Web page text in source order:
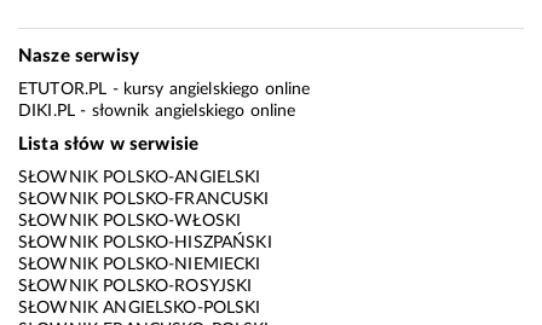
Nasze serwisy
ETUTOR.PL - kursy angielskiego online
DIKI.PL - słownik angielskiego online
Lista słów w serwisie
SŁOWNIK POLSKO-ANGIELSKI
SŁOWNIK POLSKO-FRANCUSKI
SŁOWNIK POLSKO-WŁOSKI
SŁOWNIK POLSKO-HISZPAŃSKI
SŁOWNIK POLSKO-NIEMIECKI
SŁOWNIK POLSKO-ROSYJSKI
SŁOWNIK ANGIELSKO-POLSKI